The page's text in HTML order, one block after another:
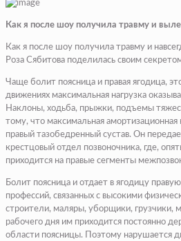
Как я после шоу получила травму и
Как я после шоу получила травму и
Роза Сябитова поделилась своим
Чаще болит поясница и правая ягодица,
движениях максимальная нагрузка
Наклоны, ходьба, прыжки, подъемы
тому, что максимальная амортизационная
правый тазобедренный сустав. Он
крестцовый отдел позвоночника, где,
приходится на правые сегменты
Болит поясница и отдает в ягодицу
профессий, связанных с высокими
строители, маляры, уборщики, грузчики,
рабочего дня им приходится постоянно
области поясницы. Поэтому нарушается